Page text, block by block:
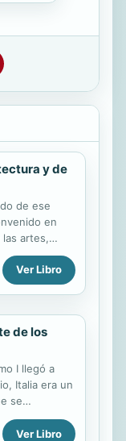
y de
de ese
en
artes,
del tiempo,
de sus
que nos pone
La
se sigue
que se
Ver Libro
de los
I llegó a
Italia era un
se
y el
se
Ver Libro